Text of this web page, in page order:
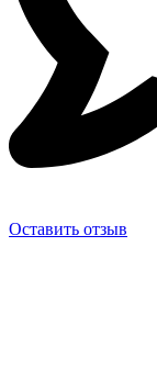
Оставить отзыв